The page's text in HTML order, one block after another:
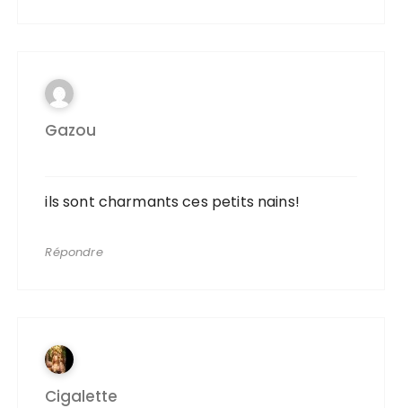
Gazou
ils sont charmants ces petits nains!
Répondre
Cigalette